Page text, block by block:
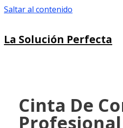
Saltar al contenido
La Solución Perfecta
Cinta De
Profesional